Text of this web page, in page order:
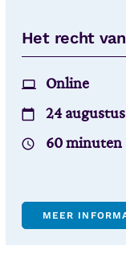
Het recht
Online
24
60 minuten
MEER